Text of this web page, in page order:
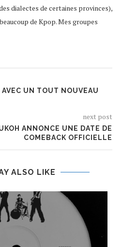
dialectes de certaines provinces),
de Kpop. Mes groupes
AVEC UN TOUT NOUVEAU
next post
ANNONCE UNE DATE DE
COMEBACK OFFICIELLE
ALSO LIKE